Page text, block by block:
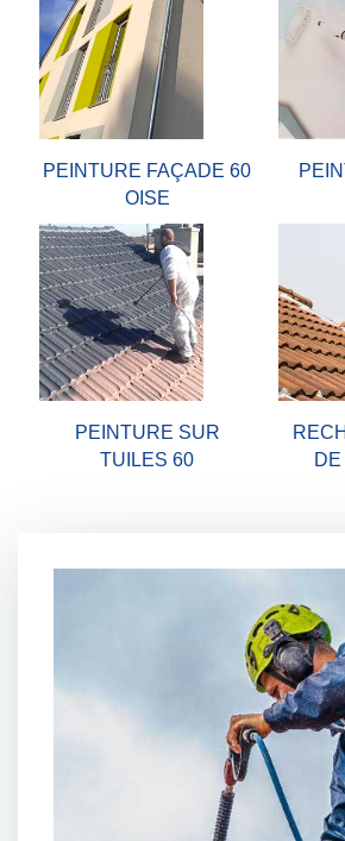
PEINTURE FAÇADE 60
OISE
PEINTURE SUR
TUILES 60